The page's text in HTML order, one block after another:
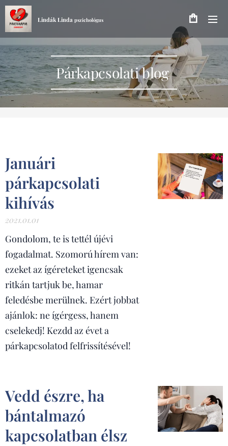
Lindák Linda pszichológus
Párkapcsolati blog
Januári
párkapcsolati
kihívás
2021.01.01
Gondolom, te is tettél újévi
fogadalmat. Szomorú hírem van:
ezeket az ígéreteket igencsak
ritkán tartjuk be, hamar
feledésbe merülnek. Ezért jobbat
ajánlok: ne ígérgess, hanem
cselekedj! Kezdd az évet a
párkapcsolatod felfrissítésével!
Vedd észre, ha
bántalmazó
kapcsolatban élsz